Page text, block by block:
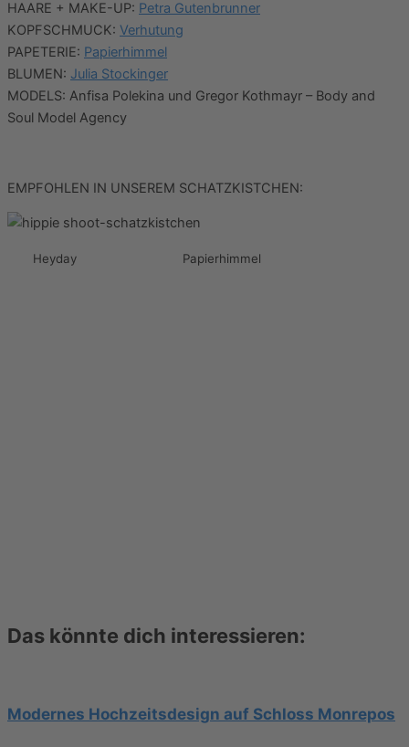
HAARE + MAKE-UP: Petra Gutenbrunner
KOPFSCHMUCK: Verhutung
PAPETERIE: Papierhimmel
BLUMEN: Julia Stockinger
MODELS: Anfisa Polekina und Gregor Kothmayr – Body and
Soul Model Agency
EMPFOHLEN IN UNSEREM SCHATZKISTCHEN:
Heyday Papierhimmel
Das könnte dich interessieren:
Modernes Hochzeitsdesign auf Schloss Monrepos